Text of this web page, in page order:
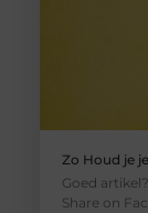
Zo Houd je
Goed
Share on